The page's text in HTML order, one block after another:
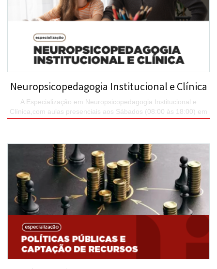
Neuropsicopedagogia Institucional e Clínica
A Especialização em Neuropsicopedagogia Institucional e
Clínica,com aulas presenciais aos Sábados (08:00 às 18:00) em
encontros quinzenais.